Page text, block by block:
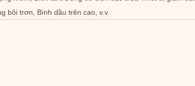
bôi trơn, Bình dầu trên cao, v.v.